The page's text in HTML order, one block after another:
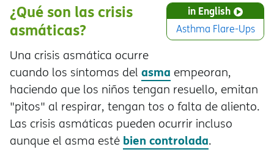
in English
Asthma Flare-Ups
¿Qué son las crisis
asmáticas?
Una crisis asmática ocurre
cuando los síntomas del asma empeoran,
haciendo que los niños tengan resuello, emitan
"pitos" al respirar, tengan tos o falta de aliento.
Las crisis asmáticas pueden ocurrir incluso
aunque el asma esté bien controlada.